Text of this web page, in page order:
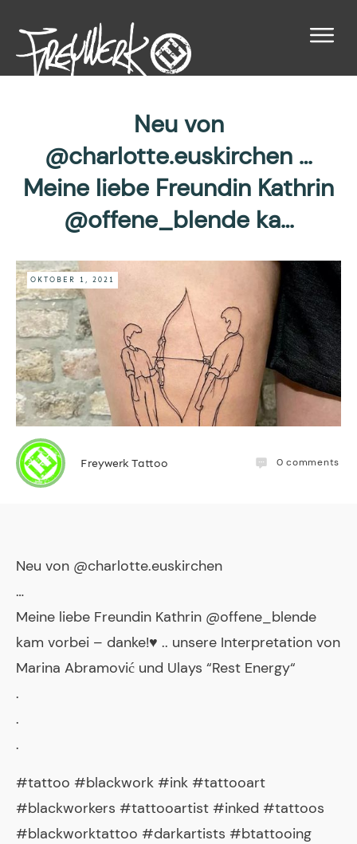
Neu von
@charlotte.euskirchen …
Meine liebe Freundin Kathrin
@offene_blende ka…
OKTOBER 1, 2021
Freywerk Tattoo 0 comments
Neu von @charlotte.euskirchen
…
Meine liebe Freundin Kathrin @offene_blende
kam vorbei – danke!♥️ .. unsere Interpretation von
Marina Abramović und Ulays “Rest Energy“
.
.
.
#tattoo #blackwork #ink #tattooart
#blackworkers #tattooartist #inked #tattoos
#blackworktattoo #darkartists #btattooing